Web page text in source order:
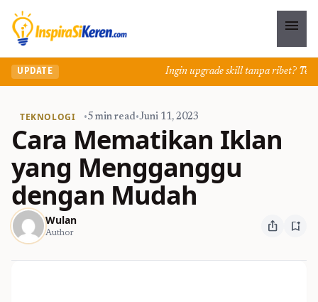
menu
UPDATE Ingin upgrade skill tanpa ribet?
TEKNOLOGI •5 min read•Juni 11, 2023
Cara Mematikan Iklan
yang Mengganggu
dengan Mudah
Wulan
Author ios_share bookmark_add